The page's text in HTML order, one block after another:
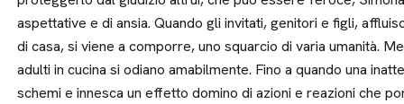
aspettative e di ansia. Quando gli invitati, genitori e figli,
di casa, si viene a comporre, uno squarcio di varia umanità.
adulti in cucina si odiano amabilmente. Fino a quando una
schemi e innesca un effetto domino di azioni e reazioni che